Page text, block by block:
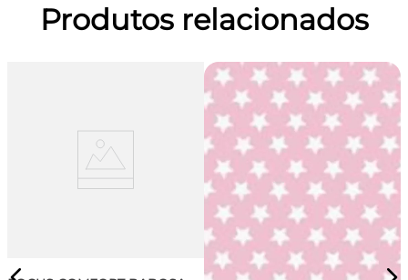
Produtos relacionados